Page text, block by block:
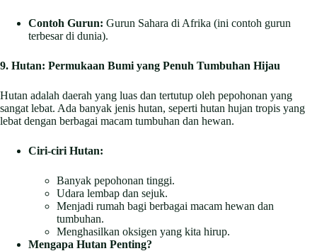
Contoh Gurun: Gurun Sahara di Afrika (ini contoh gurun
terbesar di dunia).
9. Hutan: Permukaan Bumi yang Penuh Tumbuhan Hijau
Hutan adalah daerah yang luas dan tertutup oleh pepohonan yang
sangat lebat. Ada banyak jenis hutan, seperti hutan hujan tropis yang
lebat dengan berbagai macam tumbuhan dan hewan.
Ciri-ciri Hutan:
Banyak pepohonan tinggi.
Udara lembap dan sejuk.
Menjadi rumah bagi berbagai macam hewan dan
tumbuhan.
Menghasilkan oksigen yang kita hirup.
Mengapa Hutan Penting?